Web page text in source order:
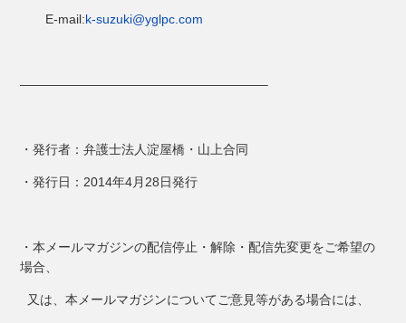
E-mail:k-suzuki@yglpc.com
———————————————————–
・発行者：弁護士法人淀屋橋・山上合同
・発行日：2014年4月28日発行
・本メールマガジンの配信停止・解除・配信先変更をご希望の
場合、
又は、本メールマガジンについてご意見等がある場合には、